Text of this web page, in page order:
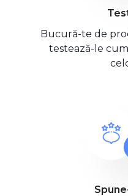
Bucură-te de
testează-le